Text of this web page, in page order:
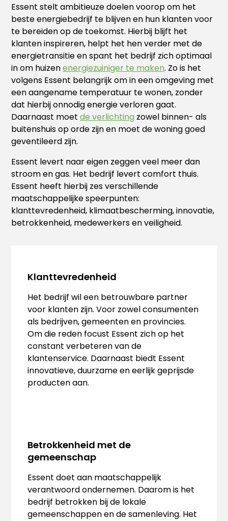
Essent stelt ambitieuze doelen voorop om het
beste energiebedrijf te blijven en hun klanten voor
te bereiden op de toekomst. Hierbij blijft het
klanten inspireren, helpt het hen verder met de
energietransitie en spant het bedrijf zich optimaal
in om huizenenergiezuiniger te maken. Zo is het
volgens Essent belangrijk om in een omgeving met
een aangename temperatuur te wonen, zonder
dat hierbij onnodig energie verloren gaat.
Daarnaast moetde verlichting zowel binnen- als
buitenshuis op orde zijn en moet de woning goed
geventileerd zijn.
Essent levert naar eigen zeggen veel meer dan
stroom en gas. Het bedrijf levert comfort thuis.
Essent heeft hierbij zes verschillende
maatschappelijke speerpunten:
klanttevredenheid, klimaatbescherming, innovatie,
betrokkenheid, medewerkers en veiligheid.
Klanttevredenheid
Het bedrijf wil een betrouwbare partner
voor klanten zijn. Voor zowel consumenten
als bedrijven, gemeenten en provincies.
Om die reden focust Essent zich op het
constant verbeteren van de
klantenservice. Daarnaast biedt Essent
innovatieve, duurzame en eerlijk geprijsde
producten aan.
Betrokkenheid met de
gemeenschap
Essent doet aan maatschappelijk
verantwoord ondernemen. Daarom is het
bedrijf betrokken bij de lokale
gemeenschappen en de samenleving. Het